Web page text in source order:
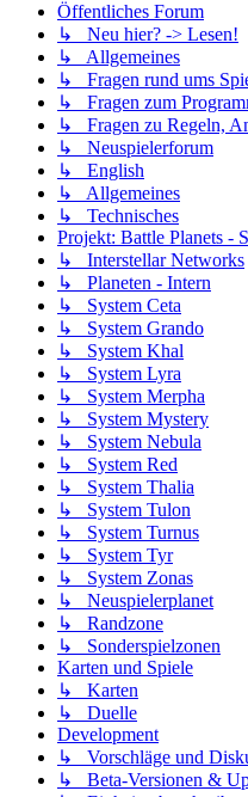
Öffentliches Forum
↳ Neu hier? -> Lesen!
↳ Allgemeines
↳ Fragen rund ums
↳ Fragen zum
↳ Fragen zu Regeln,
↳ Neuspielerforum
↳ English
↳ Allgemeines
↳ Technisches
Projekt: Battle Planets -
↳ Interstellar Networks
↳ Planeten - Intern
↳ System Ceta
↳ System Grando
↳ System Khal
↳ System Lyra
↳ System Merpha
↳ System Mystery
↳ System Nebula
↳ System Red
↳ System Thalia
↳ System Tulon
↳ System Turnus
↳ System Tyr
↳ System Zonas
↳ Neuspielerplanet
↳ Randzone
↳ Sonderspielzonen
Karten und Spiele
↳ Karten
↳ Duelle
Development
↳ Vorschläge und
↳ Beta-Versionen &